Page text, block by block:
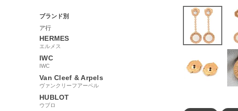
ブランド別
ア行
HERMES
エルメス
IWC
IWC
Van Cleef & Arpels
ヴァンクリーフアーペル
HUBLOT
ウブロ